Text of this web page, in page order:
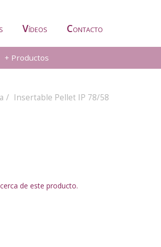
VÍDEOS CONTACTO
+ Productos
Insertable Pellet IP 78/58
de este producto.